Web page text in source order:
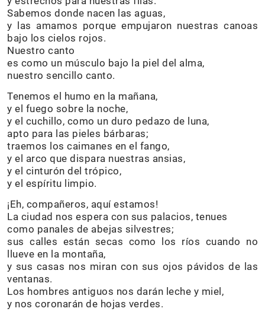
Sabemos donde nacen las aguas,
y las amamos porque empujaron nuestras canoas
bajo los cielos rojos.
Nuestro canto
es como un músculo bajo la piel del alma,
nuestro sencillo canto.
Tenemos el humo en la mañana,
y el fuego sobre la noche,
y el cuchillo, como un duro pedazo de luna,
apto para las pieles bárbaras;
traemos los caimanes en el fango,
y el arco que dispara nuestras ansias,
y el cinturón del trópico,
y el espíritu limpio.
¡Eh, compañeros, aquí estamos!
La ciudad nos espera con sus palacios, tenues
como panales de abejas silvestres;
sus calles están secas como los ríos cuando no
llueve en la montaña,
y sus casas nos miran con sus ojos pávidos de las
ventanas.
Los hombres antiguos nos darán leche y miel,
y nos coronarán de hojas verdes.